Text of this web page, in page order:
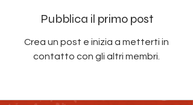
Pubblica il primo post
Crea un post e inizia a metterti in
contatto con gli altri membri.